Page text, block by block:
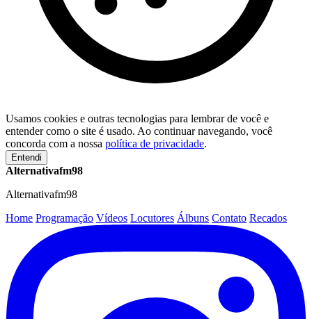
Usamos cookies e outras tecnologias para lembrar de você e
entender como o site é usado. Ao continuar navegando, você
concorda com a nossa política de privacidade.
Entendi
Alternativafm98
Alternativafm98
Home Programação Vídeos Locutores Álbuns Contato Recados